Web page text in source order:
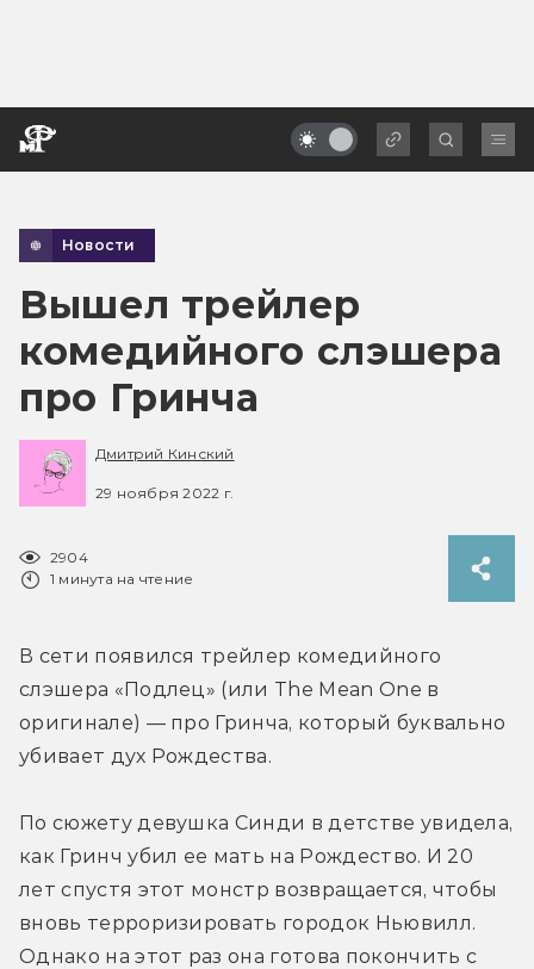
Новости
Вышел трейлер
комедийного слэшера
про Гринча
Дмитрий Кинский
29 ноября 2022 г.
2904
1 минута на чтение
В сети появился трейлер комедийного
слэшера «Подлец» (или The Mean One в
оригинале) — про Гринча, который буквально
убивает дух Рождества.
По сюжету девушка Синди в детстве увидела,
как Гринч убил ее мать на Рождество. И 20
лет спустя этот монстр возвращается, чтобы
вновь терроризировать городок Ньювилл.
Однако на этот раз она готова покончить с